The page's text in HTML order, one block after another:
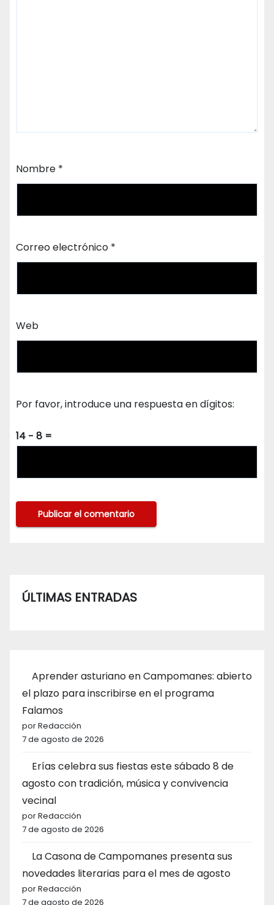
Nombre *
Correo electrónico *
Web
Por favor, introduce una respuesta en dígitos:
14 − 8 =
ÚLTIMAS ENTRADAS
Aprender asturiano en Campomanes: abierto
el plazo para inscribirse en el programa
Falamos
por Redacción
7 de agosto de 2026
Erías celebra sus fiestas este sábado 8 de
agosto con tradición, música y convivencia
vecinal
por Redacción
7 de agosto de 2026
La Casona de Campomanes presenta sus
novedades literarias para el mes de agosto
por Redacción
7 de agosto de 2026